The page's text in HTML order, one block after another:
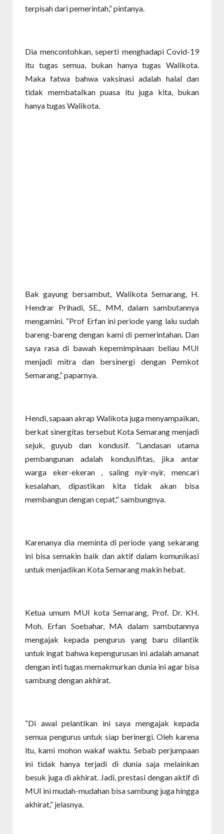
terpisah dari pemerintah,” pintanya.
Dia mencontohkan, seperti menghadapi Covid-19
itu tugas semua, bukan hanya tugas Walikota.
Maka fatwa bahwa vaksinasi adalah halal dan
tidak membatalkan puasa itu juga kita, bukan
hanya tugas Walikota.
Bak gayung bersambut, Walikota Semarang, H.
Hendrar Prihadi, SE., MM, dalam sambutannya
mengamini. “Prof Erfan ini periode yang lalu sudah
bareng-bareng dengan kami di pemerintahan. Dan
saya rasa di bawah kepemimpinaan beliau MUI
menjadi mitra dan bersinergi dengan Pemkot
Semarang,” paparnya.
Hendi, sapaan akrap Walikota juga menyampaikan,
berkat sinergitas tersebut Kota Semarang menjadi
sejuk, guyub dan kondusif. “Landasan utama
pembangunan adalah kondusifitas, jika antar
warga eker-ekeran , saling nyir-nyir, mencari
kesalahan, dipastikan kita tidak akan bisa
membangun dengan cepat," sambungnya.
Karenanya dia meminta di periode yang sekarang
ini bisa semakin baik dan aktif dalam komunikasi
untuk menjadikan Kota Semarang makin hebat.
Ketua umum MUI kota Semarang, Prof. Dr. KH.
Moh. Erfan Soebahar, MA dalam sambutannya
mengajak kepada pengurus yang baru dilantik
untuk ingat bahwa kepengurusan ini adalah amanat
dengan inti tugas memakmurkan dunia ini agar bisa
sambung dengan akhirat.
“Di awal pelantikan ini saya mengajak kepada
semua pengurus untuk siap berinergi. Oleh karena
itu, kami mohon wakaf waktu. Sebab perjumpaan
ini tidak hanya terjadi di dunia saja melainkan
besuk juga di akhirat. Jadi, prestasi dengan aktif di
MUI ini mudah-mudahan bisa sambung juga hingga
akhirat,” jelasnya.